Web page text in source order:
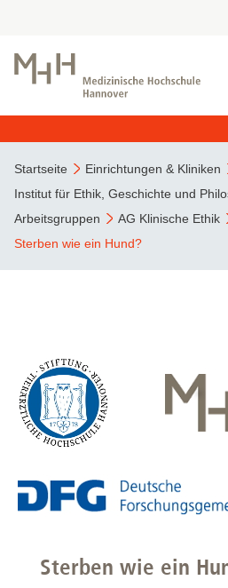
Startseite Einrichtungen & Kliniken
Institut für Ethik, Geschichte und
Arbeitsgruppen
AG Klinische Ethik
Sterben wie ein Hund?
Sterben wie ein